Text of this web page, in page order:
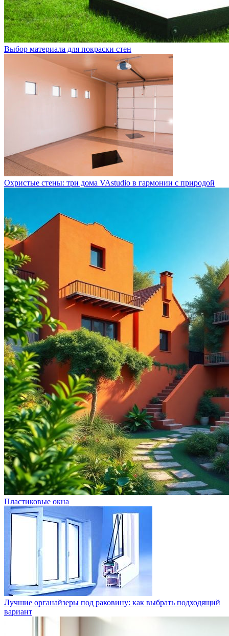
Выбор материала для покраски стен
Охристые стены: три дома VAstudio в гармонии с природой
Пластиковые окна
Лучшие органайзеры под раковину: как выбрать подходящий
вариант